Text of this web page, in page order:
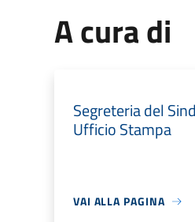
A cura di
Segreteria del
Ufficio Stampa
VAI ALLA PAGINA